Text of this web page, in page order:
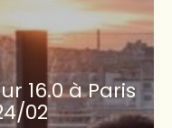
16.0 à Paris
02